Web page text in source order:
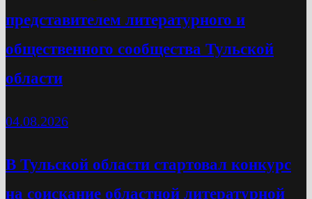
представителем литературного и
общественного сообщества Тульской
области
04.08.2026
В Тульской области стартовал конкурс
на соискание областной литературной